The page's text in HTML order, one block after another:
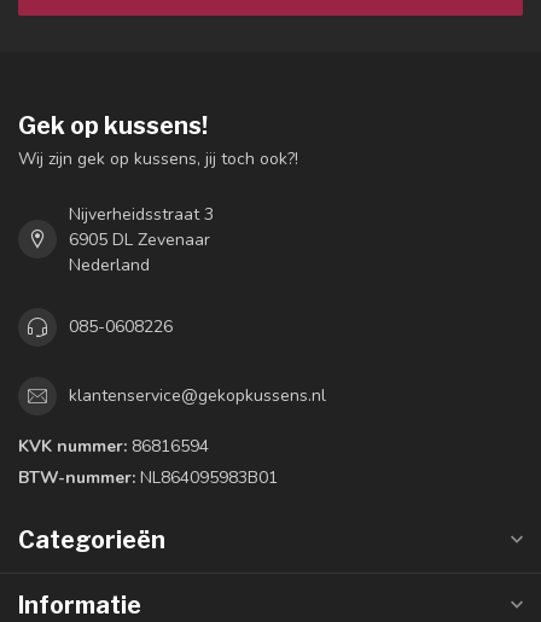
Gek op kussens!
Wij zijn gek op kussens, jij toch ook?!
Nijverheidsstraat 3
6905 DL Zevenaar
Nederland
085-0608226
klantenservice@gekopkussens.nl
KVK nummer: 86816594
BTW-nummer: NL864095983B01
Categorieën
Informatie